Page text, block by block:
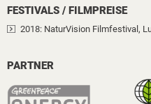
FESTIVALS / FILMPREISE
2018: NaturVision Filmfestival,
PARTNER